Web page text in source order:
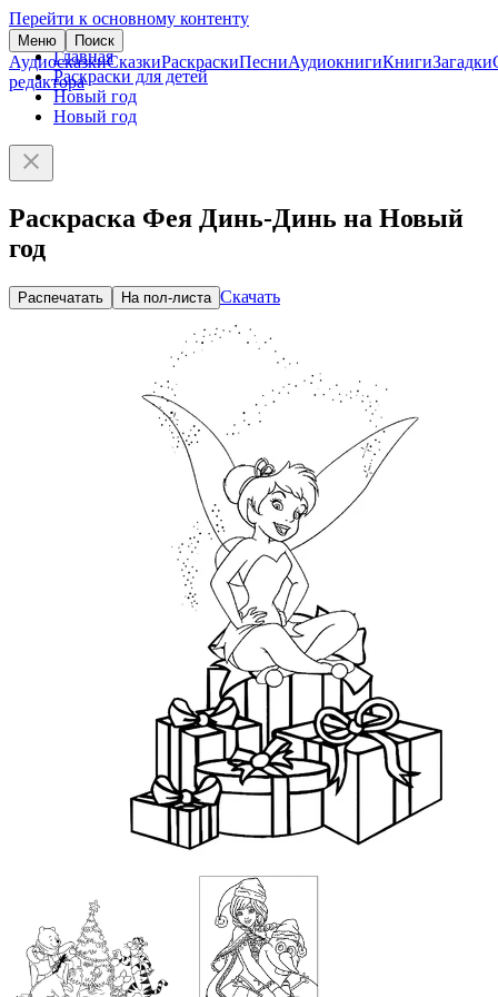
Перейти к основному контенту
Меню Поиск
АудиосказкиСказкиРаскраскиПесниАудиокнигиКнигиЗагадки
редактора
Главная
Раскраски для детей
Новый год
Новый год
Раскраска Фея Динь-Динь на Новый
год
Распечатать На пол-листа Скачать